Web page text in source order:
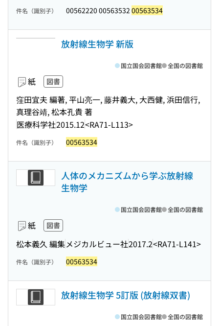
件名（識別子） 00562220 00563532 00563534
放射線生物学 新版
紙 図書
窪田宜夫 編著, 平山亮一, 藤井義大, 大西健, 浜田信行,
真理谷靖, 松本孔貴 著
医療科学社2015.12<RA71-L113>
国立国会図書館 全国の図書館
件名（識別子） 00563534
人体のメカニズムから学ぶ放射線
生物学
紙 図書
松本義久 編集メジカルビュー社2017.2<RA71-L141>
国立国会図書館 全国の図書館
件名（識別子） 00563534
放射線生物学 5訂版 (放射線双書)
国立国会図書館 全国の図書館